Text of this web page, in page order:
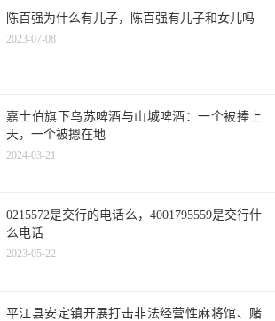
陈百强为什么有儿子，陈百强有儿子和女儿吗
2023-07-08
嘉士伯旗下乌苏啤酒与山城啤酒：一个被捧上
天，一个被摁在地
2024-03-21
0215572是交行的电话么，4001795559是交行什
么电话
2023-05-22
平江县安定镇开展打击非法经营性麻将馆、赌